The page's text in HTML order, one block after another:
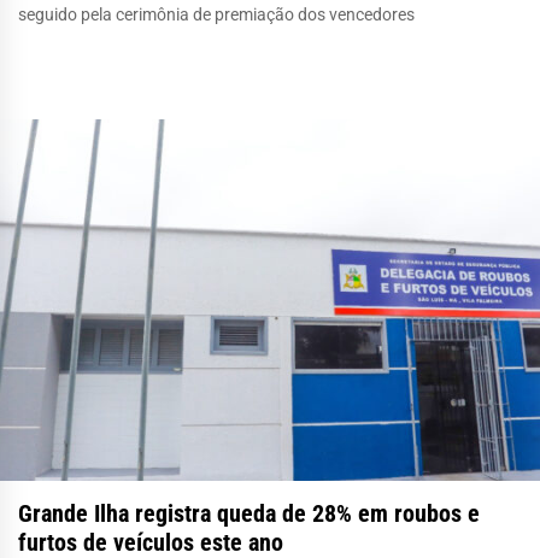
seguido pela cerimônia de premiação dos vencedores
Grande Ilha registra queda de 28% em roubos e
furtos de veículos este ano